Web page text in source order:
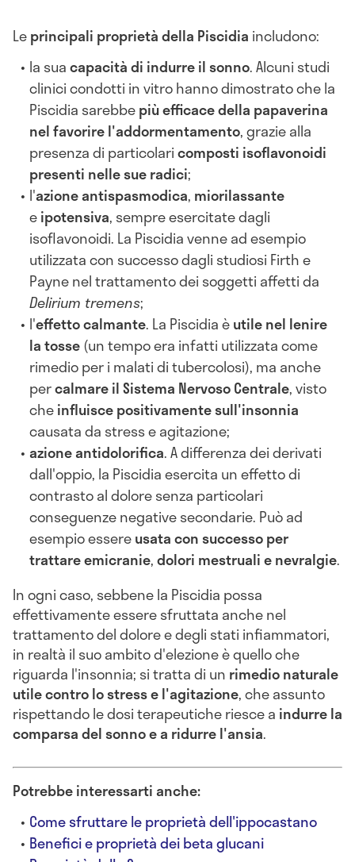
Leprincipali proprietà della Piscidia includono:
la suacapacità di indurre il sonno. Alcuni studi
clinici condotti in vitro hanno dimostrato che la
Piscidia sarebbepiù efficace della papaverina
nel favorire l'addormentamento, grazie alla
presenza di particolaricomposti isoflavonoidi
presenti nelle sue radici;
l'azione antispasmodica, miorilassante
eipotensiva, sempre esercitate dagli
isoflavonoidi. La Piscidia venne ad esempio
utilizzata con successo dagli studiosi Firth e
Payne nel trattamento dei soggetti affetti da
Delirium tremens;
l'effetto calmante. La Piscidia èutile nel lenire
la tosse(un tempo era infatti utilizzata come
rimedio per i malati di tubercolosi), ma anche
percalmare il Sistema Nervoso Centrale, visto
cheinfluisce positivamente sull'insonnia
causata da stress e agitazione;
azione antidolorifica. A differenza dei derivati
dall'oppio, la Piscidia esercita un effetto di
contrasto al dolore senza particolari
conseguenze negative secondarie. Può ad
esempio essereusata con successo per
trattare emicranie,dolori mestruali e nevralgie.
In ogni caso, sebbene la Piscidia possa
effettivamente essere sfruttata anche nel
trattamento del dolore e degli stati infiammatori,
in realtà il suo ambito d'elezione è quello che
riguarda l'insonnia; si tratta di un rimedio naturale
utile contro lo stress e l'agitazione, che assunto
rispettando le dosi terapeutiche riesce a indurre la
comparsa del sonno e a ridurre l'ansia.
Potrebbe interessarti anche:
Come sfruttare le proprietà dell'ippocastano
Benefici e proprietà dei beta glucani